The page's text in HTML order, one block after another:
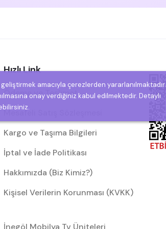
Hızlı Link
Ödeme ve Teslimat
Mesafeli Satış Sözleşmesi
Kargo ve Taşıma Bilgileri
İptal ve İade Politikası
Hakkımızda (Biz Kimiz?)
Kişisel Verilerin Korunması (KVKK)
amacıyla çerezlerden yararlanılmaktadır.
onay verdiğiniz kabul edilmektedir. Detaylı